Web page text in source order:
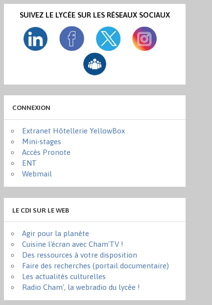
SUIVEZ LE LYCÉE SUR LES RÉSEAUX SOCIAUX
CONNEXION
Extranet Hôtellerie YellowBox
Mini-stages
Accès Pronote
ENT
Webmail
LE CDI SUR LE WEB
Agir pour la planète
Cuisine l'écran avec Cham'TV !
Des ressources à votre disposition
Faire des recherches (portail documentaire)
Les actualités culturelles
Radio Cham', la webradio du lycée !